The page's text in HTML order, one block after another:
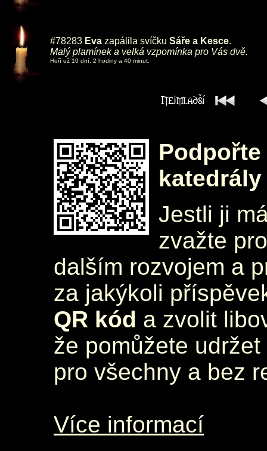
#78283 Eva zapálila svíčku Sáře a Kesce.
Malý plamínek a velká vzpomínka pro Vás dvě.
Hoří už 10 dní, 2 hodiny a 40 minut.
katedrály
Jestli ji
zvažte
dalším rozvojem a
za jakýkoli
QR kód a zvolit
že pomůžete
pro všechny a bez
Více informací